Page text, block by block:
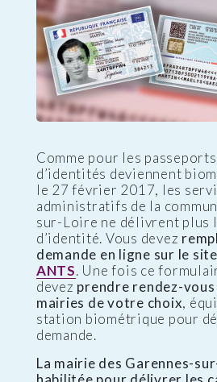
Comme pour les
d’identités deviennent
le 27 février 2017, les
administratifs de la
sur-Loire ne délivrent plus
d’identité. Vous devez
demande en ligne sur le
ANTS. Une fois ce
devez prendre rendez-vous
mairies de votre choix,
station biométrique pour
demande.
La mairie des Garennes-